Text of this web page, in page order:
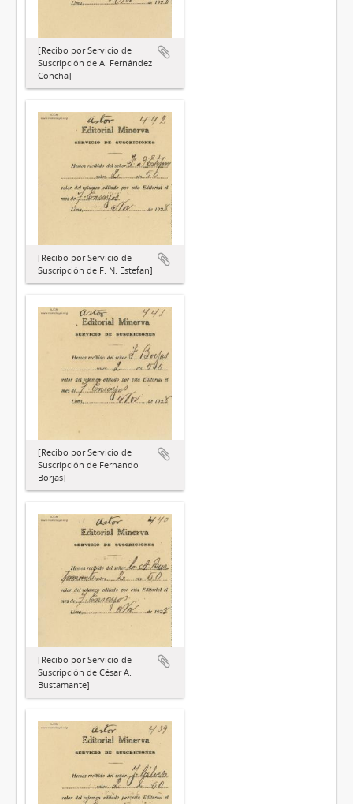
[Recibo por Servicio de
Suscripción de A. Fernández
Concha]
[Recibo por Servicio de
Suscripción de F. N. Estefan]
[Recibo por Servicio de
Suscripción de Fernando
Borjas]
[Recibo por Servicio de
Suscripción de César A.
Bustamante]